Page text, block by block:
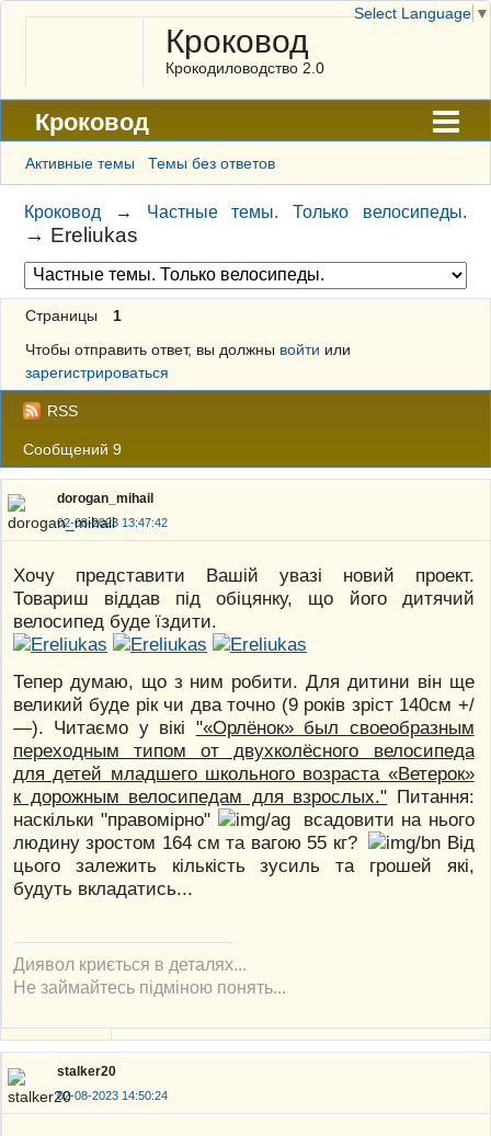
Кроковод
Крокодиловодство 2.0
Кроковод
Форум
Архив
ГАЛЕРЕЯ
Правила
Поиск
Регистрация
Вход
Активные темы Темы без ответов
Кроковод → Частные темы. Только велосипеды.
→ Ereliukas
Страницы
1
Чтобы отправить ответ, вы должны войти или
зарегистрироваться
RSS
Сообщений 9
dorogan_mihail
02-08-2023 13:47:42
Хочу представити Вашій увазі новий проект.
Товариш віддав під обіцянку, що його дитячий
велосипед буде їздити.
Тепер думаю, що з ним робити. Для дитини він ще
великий буде рік чи два точно (9 років зріст 140см +/
—). Читаємо у вікі "«Орлёнок» был своеобразным
переходным типом от двухколёсного велосипеда
для детей младшего школьного возраста «Ветерок»
к дорожным велосипедам для взрослых." Питання:
наскільки "правомірно"
всадовити на нього
людину зростом 164 см та вагою 55 кг?
Від
цього залежить кількість зусиль та грошей які,
будуть вкладатись...
Диявол криється в деталях...
Не займайтесь підміною понять...
stalker20
02-08-2023 14:50:24
Select Language ▼